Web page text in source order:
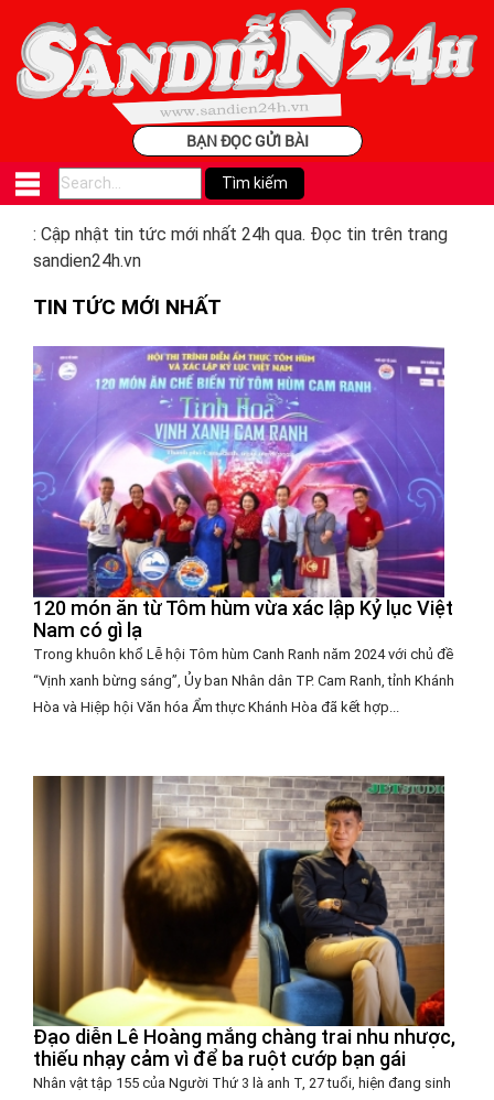
BẠN ĐỌC GỬI BÀI
: Cập nhật tin tức mới nhất 24h qua. Đọc tin trên trang
sandien24h.vn
TIN TỨC MỚI NHẤT
120 món ăn từ Tôm hùm vừa xác lập Kỷ lục Việt
Nam có gì lạ
Trong khuôn khổ Lễ hội Tôm hùm Canh Ranh năm 2024 với chủ đề
“Vịnh xanh bừng sáng”, Ủy ban Nhân dân TP. Cam Ranh, tỉnh Khánh
Hòa và Hiệp hội Văn hóa Ẩm thực Khánh Hòa đã kết hợp...
Đạo diễn Lê Hoàng mắng chàng trai nhu nhược,
thiếu nhạy cảm vì để ba ruột cướp bạn gái
Nhân vật tập 155 của Người Thứ 3 là anh T, 27 tuổi, hiện đang sinh